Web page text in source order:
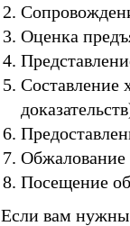
Оценка
Составление
Обжалование
Посещение
Если вам нужны